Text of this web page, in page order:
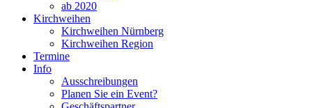
ab 2020
Kirchweihen
Kirchweihen Nürnberg
Kirchweihen Region
Termine
Info
Ausschreibungen
Planen Sie ein Event?